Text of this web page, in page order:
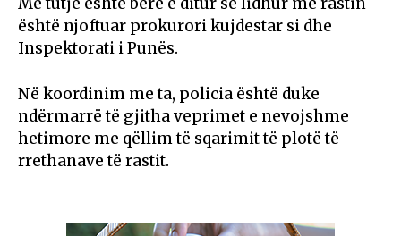
është njoftuar prokurori kujdestar si dhe
Inspektorati i Punës.
Në koordinim me ta, policia është duke
ndërmarrë të gjitha veprimet e nevojshme
hetimore me qëllim të sqarimit të plotë të
rrethanave të rastit.